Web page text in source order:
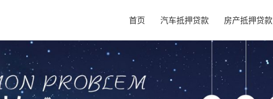
首页 汽车抵押贷款 房产抵押贷款